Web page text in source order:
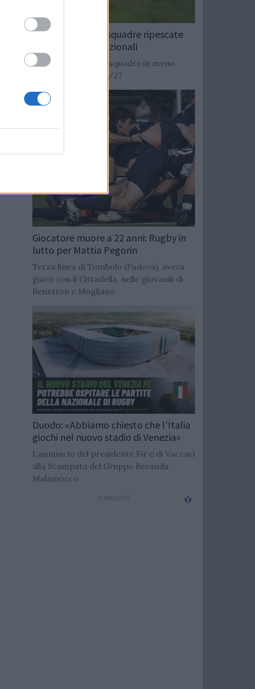
Rugby: Record di squadre ripescate
nei campionati nazionali
Si stimano oltre 20 squadre in meno
dalla stagione 2026/27
Giocatore muore a 22 anni: Rugby in
lutto per Mattia Pegorin
Terza linea di Tombolo (Padova), aveva
giaco con il Cittadella, nelle giovanili di
Benetton e Mogliano
Duodo: «Abbiamo chiesto che l’Italia
giochi nel nuovo stadio di Venezia»
L’annuncio del presidente Fir e di Vaccari
alla Scampata del Gruppo Bevanda
Malamocco